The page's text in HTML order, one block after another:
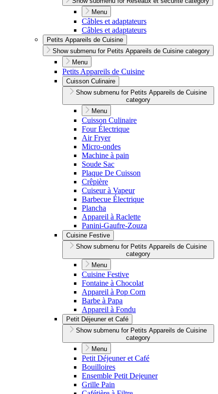
Menu
Câbles et adaptateurs
Câbles et adaptateurs
Petits Appareils de Cuisine
Show submenu for Petits Appareils de Cuisine category
Menu
Petits Appareils de Cuisine
Cuisson Culinaire
Show submenu for Petits Appareils de Cuisine
category
Menu
Cuisson Culinaire
Four Électrique
Air Fryer
Micro-ondes
Machine à pain
Soude Sac
Plaque De Cuisson
Crêpière
Cuiseur à Vapeur
Barbecue Électrique
Plancha
Appareil à Raclette
Panini-Gaufre-Zouza
Cuisine Festive
Show submenu for Petits Appareils de Cuisine
category
Menu
Cuisine Festive
Fontaine à Chocolat
Appareil à Pop Corn
Barbe à Papa
Appareil à Fondu
Petit Déjeuner et Café
Show submenu for Petits Appareils de Cuisine
category
Menu
Petit Déjeuner et Café
Bouilloires
Ensemble Petit Dejeuner
Grille Pain